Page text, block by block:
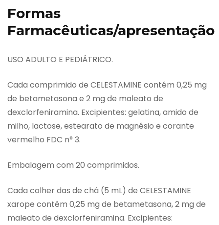
Formas
Farmacêuticas/apresentação
USO ADULTO E PEDIÁTRICO.
Cada comprimido de CELESTAMINE contém 0,25 mg
de betametasona e 2 mg de maleato de
dexclorfeniramina. Excipientes: gelatina, amido de
milho, lactose, estearato de magnésio e corante
vermelho FDC n° 3.
Embalagem com 20 comprimidos.
Cada colher das de chá (5 mL) de CELESTAMINE
xarope contém 0,25 mg de betametasona, 2 mg de
maleato de dexclorfeniramina. Excipientes: